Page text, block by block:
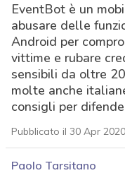
EventBot è un
abusare delle
Android per
vittime e rubare
sensibili da oltre
molte anche
consigli per
Pubblicato il 30 Apr 2020
Paolo Tarsitano